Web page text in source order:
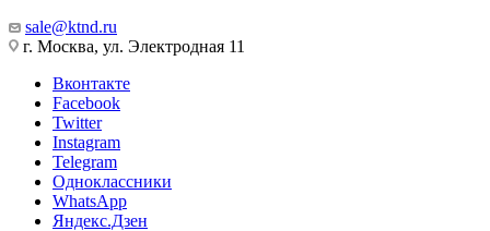
sale@ktnd.ru
г. Москва, ул. Электродная 11
Вконтакте
Facebook
Twitter
Instagram
Telegram
Одноклассники
WhatsApp
Яндекс.Дзен